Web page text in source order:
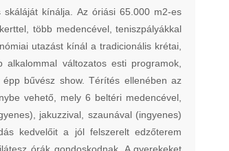
kínálja. Az óriási 65.000 m2-es
több medencével, teniszpályákkal
utazást kínál a tradicionális krétai,
változatos esti programok,
bűvész show. Térítés ellenében az
vehető, mely 6 beltéri medencével,
jakuzzival, szaunával (ingyenes)
kedvelőit a jól felszerelt edzőterem